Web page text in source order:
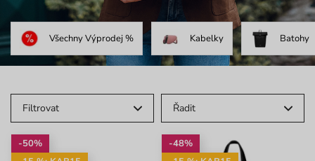
Všechny Výprodej % Kabelky Batohy
Filtrovat Řadit
-50%
-48%